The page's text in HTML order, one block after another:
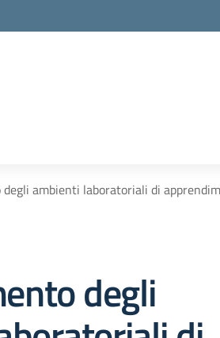
ambienti laboratoriali di
degli